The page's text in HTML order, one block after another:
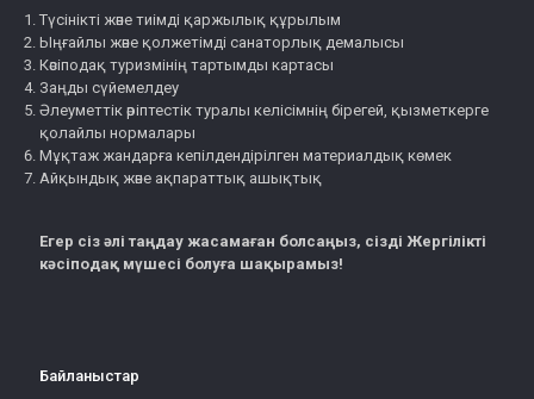
Түсінікті және тиімді қаржылық құрылым
Ыңғайлы және қолжетімді санаторлық демалысы
Кәсіподақ туризмінің тартымды картасы
Заңды сүйемелдеу
Әлеуметтік әріптестік туралы келісімнің бірегей, қызметкерге
қолайлы нормалары
Мұқтаж жандарға кепілдендірілген материалдық көмек
Айқындық және ақпараттық ашықтық
Егер сіз әлі таңдау жасамаған болсаңыз, сізді Жергілікті
кәсіподақ мүшесі болуға шақырамыз!
Байланыстар